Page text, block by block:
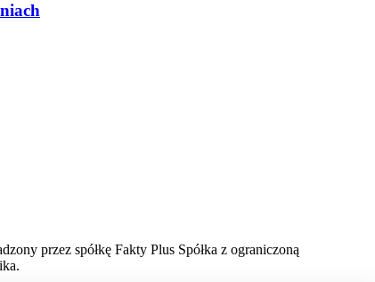
przez spółkę Fakty Plus Spółka z ograniczoną